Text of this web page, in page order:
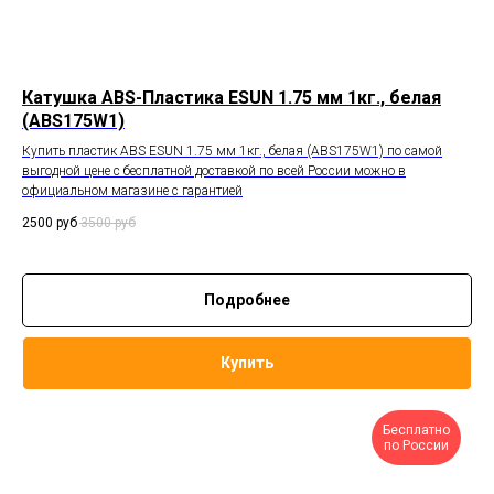
Катушка ABS-Пластика ESUN 1.75 мм 1кг., белая
(ABS175W1)
Купить пластик ABS ESUN 1.75 мм 1кг., белая (ABS175W1) по самой
выгодной цене с бесплатной доставкой по всей России можно в
официальном магазине с гарантией
2500 руб 3500 руб
Подробнее
Купить
Бесплатно
по России